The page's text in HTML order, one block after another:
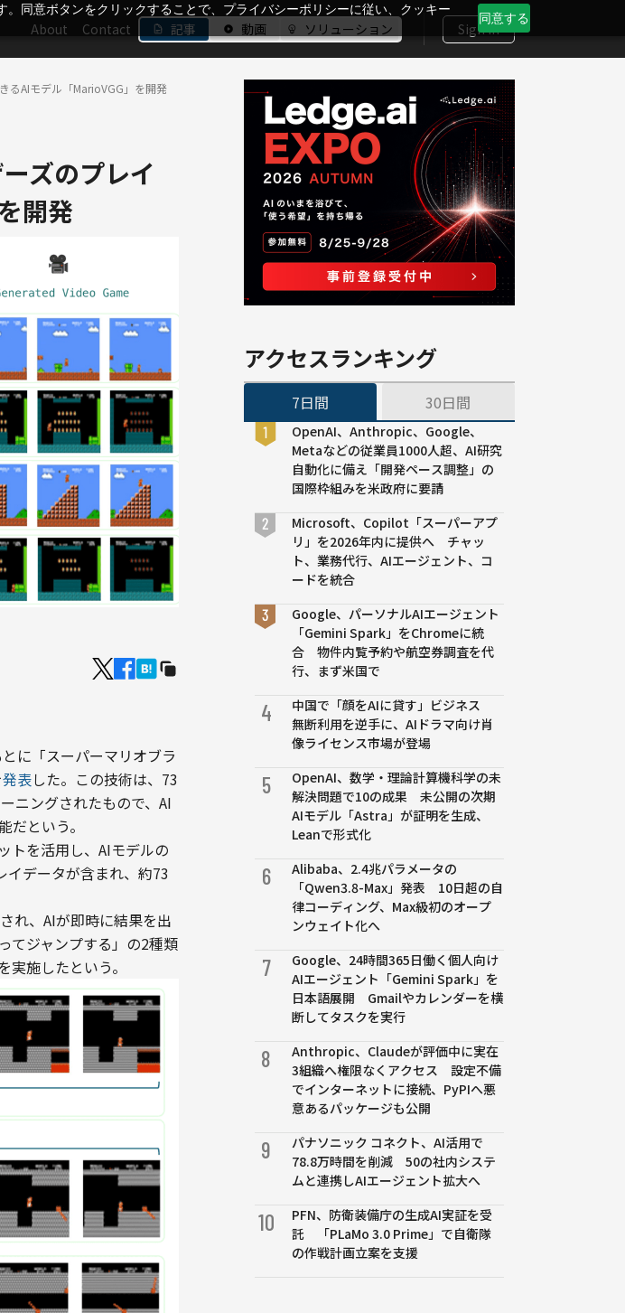
同意ボタンをクリックすることで、プライバシーポリシーに従い、クッキー
同意する
About Contact 記事 動画 ソリューション Sign In
るAIモデル「MarioVGG」を開発
ズのプレイ
開発
に「スーパーマリオブラ
発表した。この技術は、73
ニングされたもので、AI
という。
トを活用し、AIモデルの
イデータが含まれ、約73
れ、AIが即時に結果を出
てジャンプする」の2種類
アクセスランキング
7日間 30日間
OpenAI、Anthropic、Google、
Metaなどの従業員1000人超、AI研究
自動化に備え「開発ペース調整」の
国際枠組みを米政府に要請
Microsoft、Copilot「スーパーアプ
リ」を2026年内に提供へ チャッ
ト、業務代行、AIエージェント、コ
ードを統合
Google、パーソナルAIエージェント
「Gemini Spark」をChromeに統
合 物件内覧予約や航空券調査を代
行、まず米国で
4
中国で「顔をAIに貸す」ビジネス
無断利用を逆手に、AIドラマ向け肖
像ライセンス市場が登場
5
OpenAI、数学・理論計算機科学の未
解決問題で10の成果 未公開の次期
AIモデル「Astra」が証明を生成、
Leanで形式化
6
Alibaba、2.4兆パラメータの
「Qwen3.8-Max」発表 10日超の自
律コーディング、Max級初のオープ
ンウェイト化へ
7
Google、24時間365日働く個人向け
AIエージェント「Gemini Spark」を
日本語展開 Gmailやカレンダーを横
断してタスクを実行
8
Anthropic、Claudeが評価中に実在
3組織へ権限なくアクセス 設定不備
でインターネットに接続、PyPIへ悪
意あるパッケージも公開
9
パナソニック コネクト、AI活用で
78.8万時間を削減 50の社内システ
ムと連携しAIエージェント拡大へ
10
PFN、防衛装備庁の生成AI実証を受
託 「PLaMo 3.0 Prime」で自衛隊
の作戦計画立案を支援